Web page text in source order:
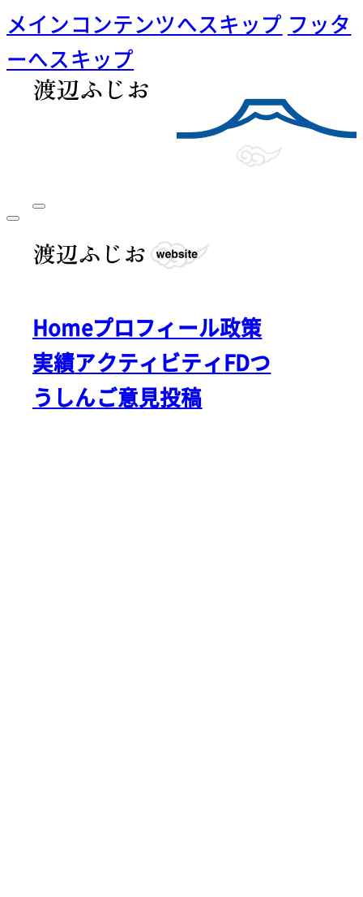
メインコンテンツへスキップ フッタ
ーへスキップ
Homeプロフィール政策
実績アクティビティFDつ
うしんご意見投稿